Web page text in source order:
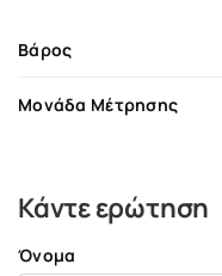
Βάρος
Μονάδα Μέτρησης
Κάντε ερώτηση
Όνομα